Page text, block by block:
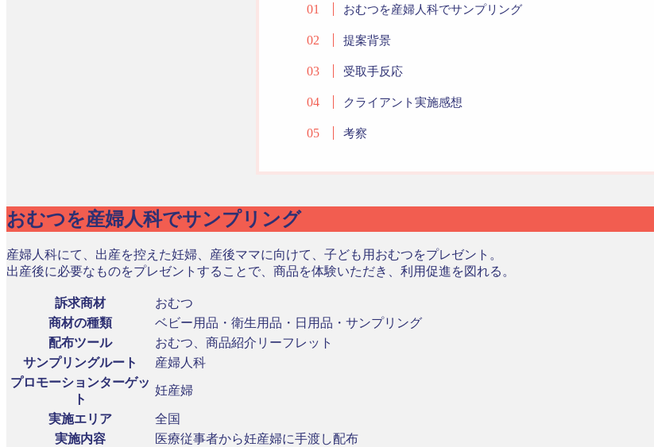
おむつを産婦人科でサンプリング
提案背景
受取手反応
クライアント実施感想
考察
おむつを産婦人科でサンプリング
産婦人科にて、出産を控えた妊婦、産後ママに向けて、子ども用おむつをプレゼント。
出産後に必要なものをプレゼントすることで、商品を体験いただき、利用促進を図れる。
訴求商材
おむつ
商材の種類
ベビー用品・衛生用品・日用品・サンプリング
配布ツール
おむつ、商品紹介リーフレット
サンプリングルート
産婦人科
プロモーションターゲッ
ト
妊産婦
実施エリア
全国
実施内容
医療従事者から妊産婦に手渡し配布